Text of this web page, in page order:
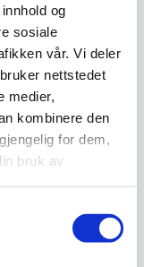
og
sosiale
vår. Vi deler
nettstedet
medier,
kombinere den
for dem,
bruk av
at det blir mer
hjelp.